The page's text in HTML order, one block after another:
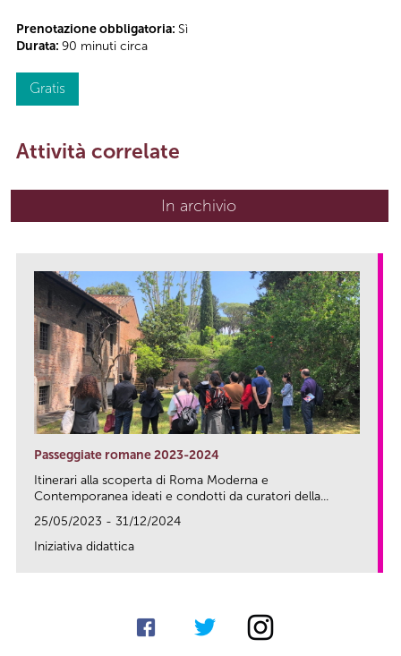
Prenotazione obbligatoria: Sì
Durata: 90 minuti circa
Gratis
Attività correlate
In archivio
Passeggiate romane 2023-2024
Itinerari alla scoperta di Roma Moderna e
Contemporanea ideati e condotti da curatori della...
25/05/2023 - 31/12/2024
Iniziativa didattica